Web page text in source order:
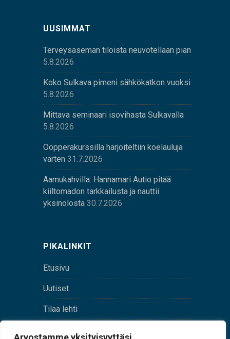
UUSIMMAT
Terveysaseman tiloista neuvotellaan pian
5.8.2026
Koko Sulkava pimeni sähkökatkon vuoksi
5.8.2026
Mittava seminaari isovihasta Sulkavalla
5.8.2026
Oopperakurssilla harjoiteltiin koelauluja
varten 31.7.2026
Aamukahvilla: Hannamari Autio pitää
kiiltomadon tarkkailusta ja nauttii
yksinolosta 30.7.2026
PIKALINKIT
Etusivu
Uutiset
Tilaa lehti